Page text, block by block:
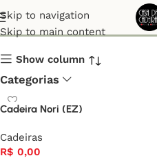
Skip to navigation
Skip to main content
Cadeiras
Show column
Categorias
Cadeira Nori (EZ)
Cadeiras
R$ 0,00